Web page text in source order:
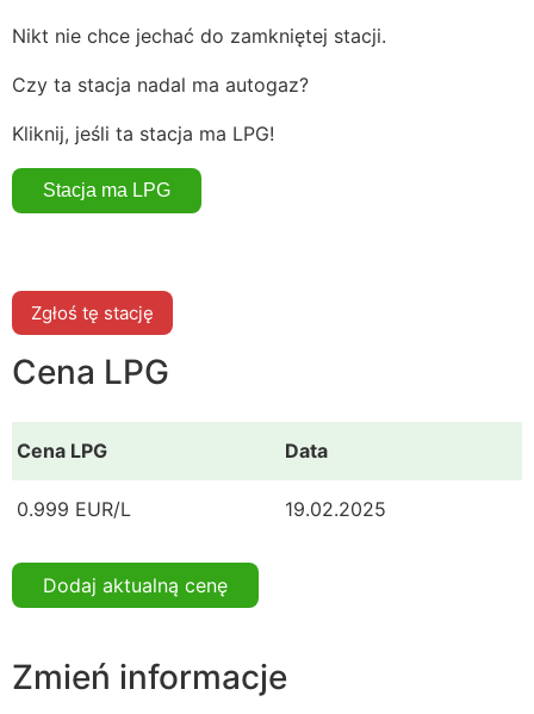
Nikt nie chce jechać do zamkniętej stacji.
Czy ta stacja nadal ma autogaz?
Kliknij, jeśli ta stacja ma LPG!
Zgłoś tę stację
Cena LPG
Cena LPG Data
0.999 EUR/L 19.02.2025
Dodaj aktualną cenę
Zmień informacje